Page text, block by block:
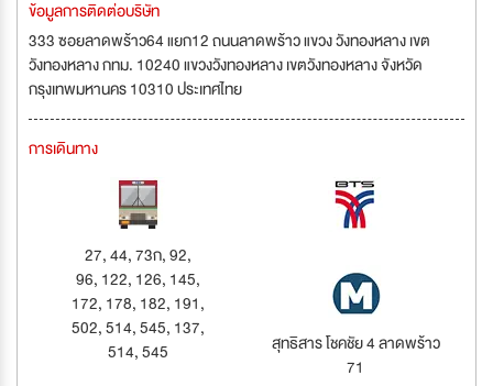
ข้อมูลการติดต่อบริษัท
333 ซอยลาดพร้าว64 แยก12 ถนนลาดพร้าว แขวง วังทองหลาง เขต
วังทองหลาง กทม. 10240 แขวงวังทองหลาง เขตวังทองหลาง จังหวัด
กรุงเทพมหานคร 10310 ประเทศไทย
การเดินทาง
27, 44, 73ก, 92,
96, 122, 126, 145,
172, 178, 182, 191,
502, 514, 545, 137,
514, 545
สุทธิสาร โชคชัย 4 ลาดพร้าว
71